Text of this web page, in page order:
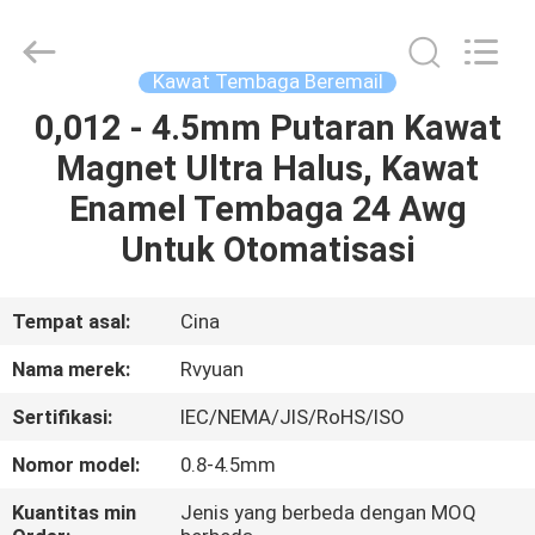
RUMAH
PRODUK
TENTANG
WISATA
PABRIK
Material
Co,.Ltd.
Reserved.
Kawat Tembaga Beremail
0,012 - 4.5mm Putaran Kawat
Magnet Ultra Halus, Kawat
Enamel Tembaga 24 Awg
Untuk Otomatisasi
Tempat asal:
Cina
Nama merek:
Rvyuan
Sertifikasi:
IEC/NEMA/JIS/RoHS/ISO
Nomor model:
0.8-4.5mm
Kuantitas min
Jenis yang berbeda dengan MOQ